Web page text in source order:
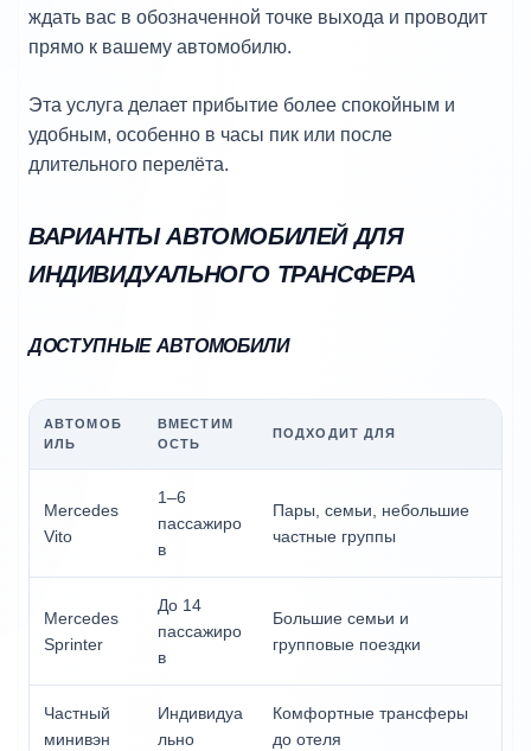
ждать вас в обозначенной точке выхода и проводит
прямо к вашему автомобилю.
Эта услуга делает прибытие более спокойным и
удобным, особенно в часы пик или после
длительного перелёта.
ВАРИАНТЫ АВТОМОБИЛЕЙ ДЛЯ
ИНДИВИДУАЛЬНОГО ТРАНСФЕРА
ДОСТУПНЫЕ АВТОМОБИЛИ
АВТОМОБ
ИЛЬ
ВМЕСТИМ
ОСТЬ
ПОДХОДИТ ДЛЯ
Mercedes
Vito
1–6
пассажиро
в
Пары, семьи, небольшие
частные группы
Mercedes
Sprinter
До 14
пассажиро
в
Большие семьи и
групповые поездки
Частный
минивэн
Индивидуа
льно
Комфортные трансферы
до отеля